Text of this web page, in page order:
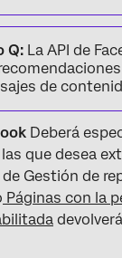
Q: La API de
de
Deberá
que desea
Gestión de
Páginas con la